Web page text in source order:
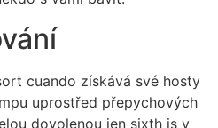
cuando získává své hosty
uprostřed přepychových
dovolenou jen sixth is v